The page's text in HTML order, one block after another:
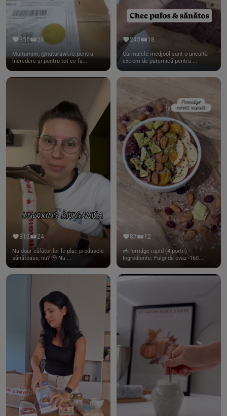
356 28
Mulțumim, @naturawl.ro, pentru
încredere și pentru tot ce fa...
245 18
Curmalele medjool sunt o unealtă
extrem de puternică pentru ...
312 24
Nu doar călătorilor le plac produsele
sănătoase, nu? 🥹 Nu ...
87 12
🥣Porridge rapid (4 portii)
Ingrediente: Fulgi de ovaz -160...